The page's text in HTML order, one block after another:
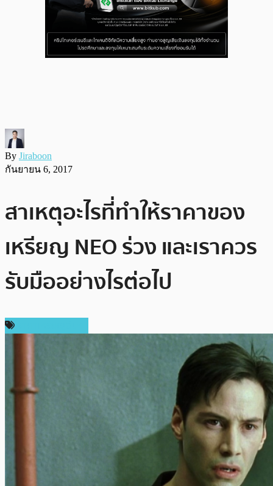
By Jiraboon
กันยายน 6, 2017
สาเหตุอะไรที่ทำให้ราคาของ
เหรียญ NEO ร่วง และเราควร
รับมืออย่างไรต่อไป